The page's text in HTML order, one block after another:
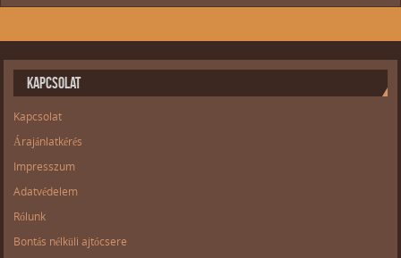
KAPCSOLAT
Kapcsolat
Árajánlatkérés
Impresszum
Adatvédelem
Rólunk
Bontás nélküli ajtócsere